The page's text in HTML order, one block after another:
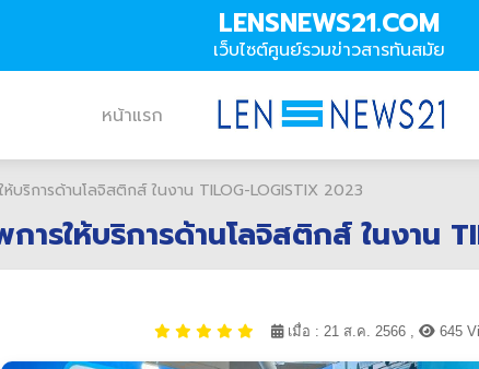
LENSNEWS21.COM
เว็บไซต์ศูนย์รวมข่าวสารทันสมัย
หน้าแรก
บริการด้านโลจิสติกส์ ในงาน TILOG-LOGISTIX 2023
ารให้บริการด้านโลจิสติกส์ ในงาน
เมื่อ : 21 ส.ค. 2566 , 645